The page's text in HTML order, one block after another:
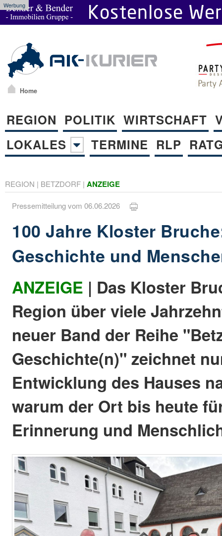
Werbung
Home
REGION POLITIK WIRTSCHAFT
LOKALES
TERMINE RLP
REGION | BETZDORF | ANZEIGE
Pressemitteilung vom 06.06.2026
100 Jahre Kloster
Geschichte und
ANZEIGE | Das Kloster
Region über viele
neuer Band der Reihe
Geschichte(n)" zeichnet
Entwicklung des Hauses
warum der Ort bis heute
Erinnerung und